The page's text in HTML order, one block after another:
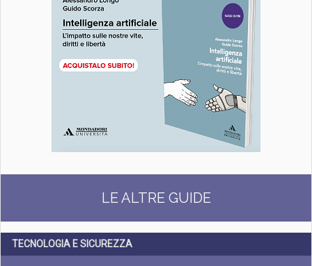
LE ALTRE GUIDE
TECNOLOGIA E SICUREZZA